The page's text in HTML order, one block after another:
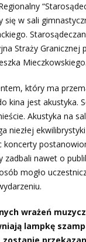
się w sali
Straży Granicznej
Mieczkowskiego.
który ma
kina jest akustyka.
Akustyka na
niezłej
koncerty
zadbali nawet o
mogło
wrażeń
lampkę